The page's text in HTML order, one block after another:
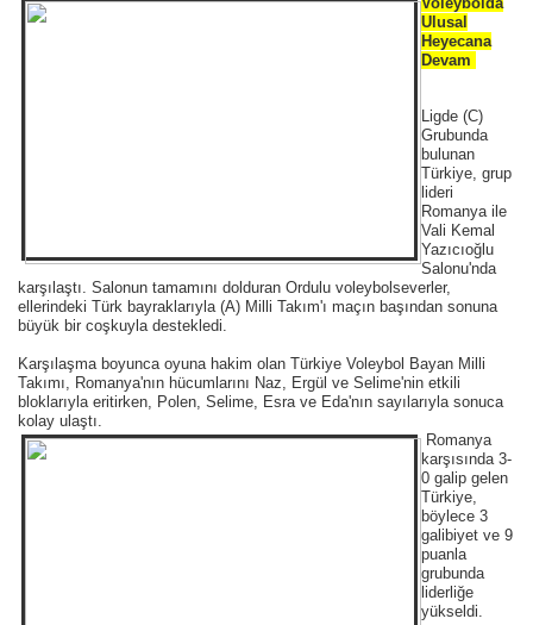
Ulusal
Heyecana
Devam
Ligde (C)
Grubunda
bulunan
Türkiye, grup
lideri
Romanya ile
Vali Kemal
Yazıcıoğlu
Salonu'nda
karşılaştı. Salonun tamamını dolduran Ordulu voleybolseverler,
ellerindeki Türk bayraklarıyla (A) Milli Takım'ı maçın başından sonuna
büyük bir coşkuyla destekledi.
Karşılaşma boyunca oyuna hakim olan Türkiye Voleybol Bayan Milli
Takımı, Romanya'nın hücumlarını Naz, Ergül ve Selime'nin etkili
bloklarıyla eritirken, Polen, Selime, Esra ve Eda'nın sayılarıyla sonuca
kolay ulaştı.
Romanya
karşısında 3-
0 galip gelen
Türkiye,
böylece 3
galibiyet ve 9
puanla
grubunda
liderliğe
yükseldi.